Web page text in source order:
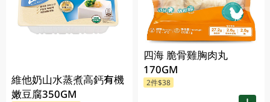
維他奶山水蒸煮高鈣有機
嫩豆腐350GM
四海 脆骨雞胸肉丸
170GM
2件$38